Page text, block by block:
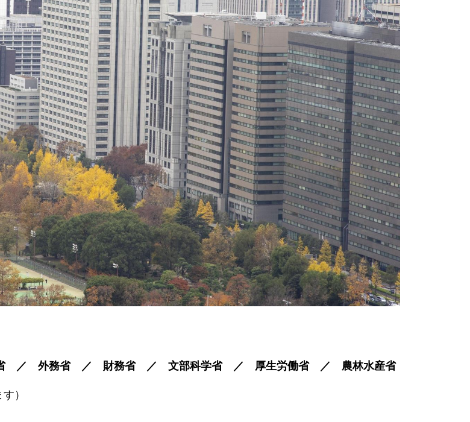
外務省 ／ 財務省 ／ 文部科学省 ／ 厚生労働省 ／ 農林水産省
）